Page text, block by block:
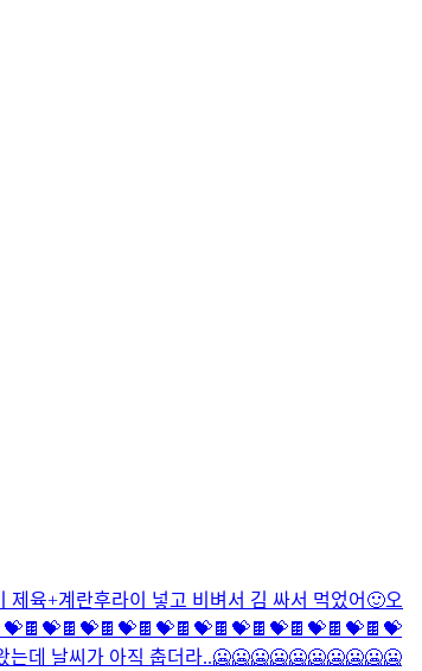
제육+계란후라이 넣고 비벼서 김 싸서 먹었어🙂오
는데 날씨가 아직 춥더라..🥶🥶🥶🥶🥶🥶🥶🥶🥶🥶